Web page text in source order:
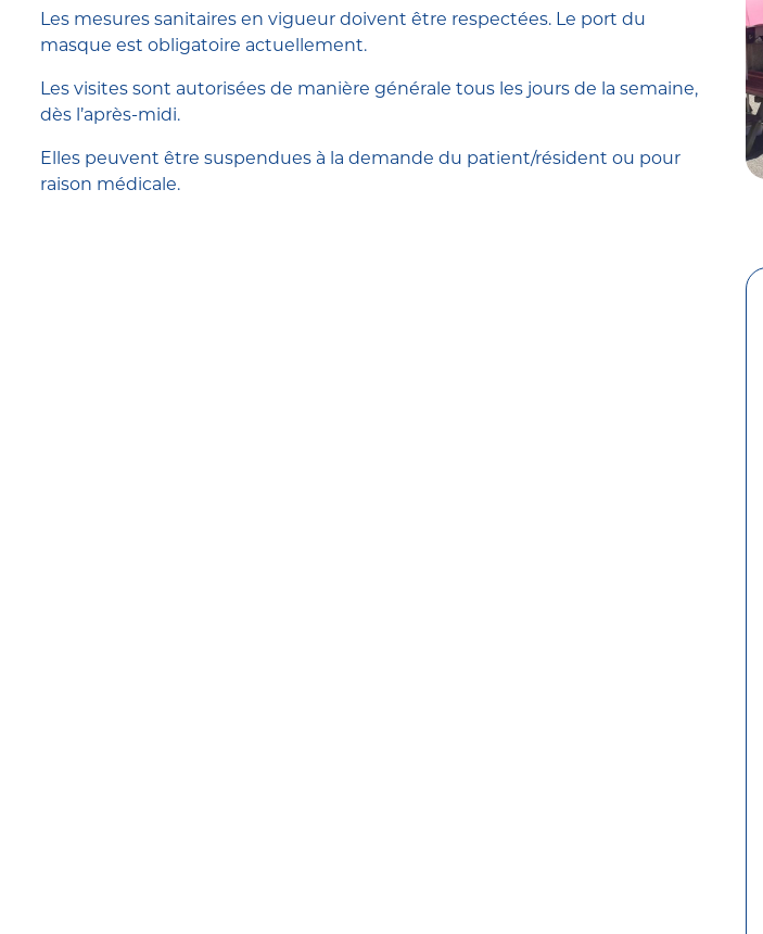
Les mesures sanitaires en vigueur doivent être respectées. Le port du
masque est obligatoire actuellement.
Les visites sont autorisées de manière générale tous les jours de la semaine,
dès l’après-midi.
Elles peuvent être suspendues à la demande du patient/résident ou pour
raison médicale.